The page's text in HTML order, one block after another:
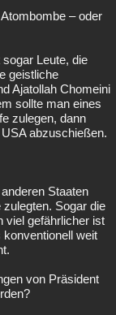
– oder
Leute, die
geistliche
Ajatollah Chomeini
sollte man eines
zulegen, dann
abzuschießen.
Staaten
Sogar die
viel gefährlicher ist
weit
von Präsident